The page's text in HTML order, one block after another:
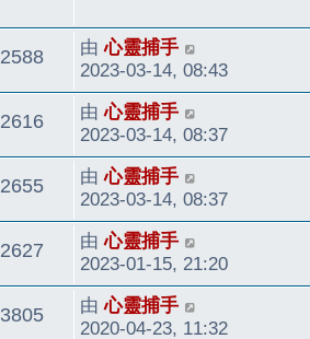
表
2588觀
看
最
後
發
表
由心靈捕手
2023-03-14, 08:43
2616觀
看
最
後
發
表
由心靈捕手
2023-03-14, 08:37
2655觀
看
最
後
發
表
由心靈捕手
2023-03-14, 08:37
2627
看
最
後
發
表
由心靈捕手
2023-01-15, 21:20
3805觀
最
後
由心靈捕手
2020-04-23, 11:32